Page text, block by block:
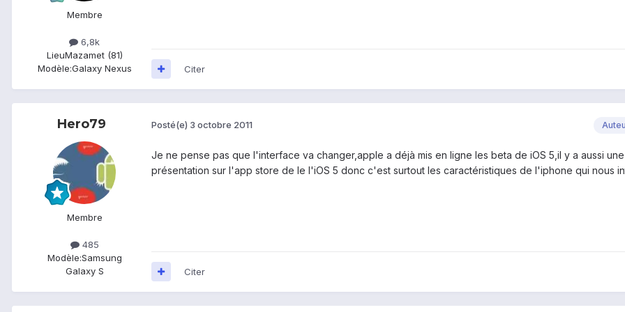
Membre
6,8k
LieuMazamet (81)
Modèle:Galaxy Nexus Citer
Hero79
Membre
485
Modèle:Samsung
Galaxy S
Posté(e) 3 octobre 2011
Je ne pense pas que l'interface va changer,apple a déjà mis en ligne les beta de iOS 5,il y a aussi une
présentation sur l'app store de le l'iOS 5 donc c'est surtout les caractéristiques de l'iphone qui nous
Citer